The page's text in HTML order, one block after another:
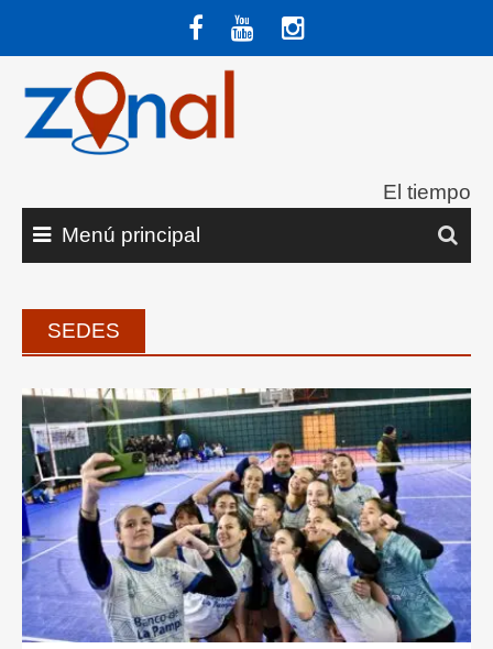
contenido
El tiempo
Menú principal
SEDES